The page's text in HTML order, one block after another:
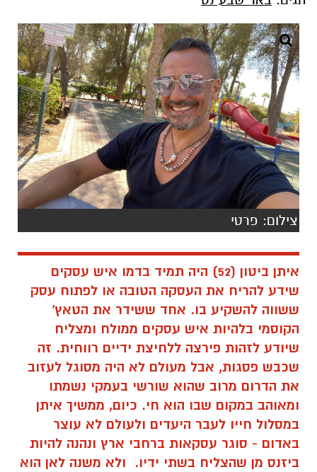
צילום: פרטי
איתן ביטון (52) היה תמיד בדמו איש עסקים
שידע להריח את העסקה הטובה או לפתוח עסק
ששווה להשקיע בו. אחד ששידר את הטאץ'
הקוסמי בלהיות איש עסקים ממולח ומצליח
שיודע לזהות פירצה ללחיצת ידיים רווחית. זה
שכבש פסגות, אבל מעולם לא היה מסוגל לעזוב
את הדרום מרוב שהוא שורשי בעמקי נשמתו
ומאוהב במקום שבו הוא חי. כיום, ממשיך איתן
במסלול חייו לעבר היעדים ולעולם לא עוצר
באדום - סוגר עסקאות ברחבי ארץ ונהנה להיות
ביזנס מן שהצליח בשתי ידיו. ולא משנה לאן הוא